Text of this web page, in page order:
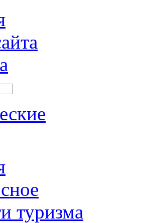
туризма